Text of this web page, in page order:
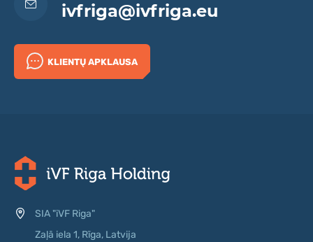
ivfriga@ivfriga.eu
KLIENTŲ APKLAUSA
SIA "iVF Riga"
Zaļā iela 1, Rīga, Latvija